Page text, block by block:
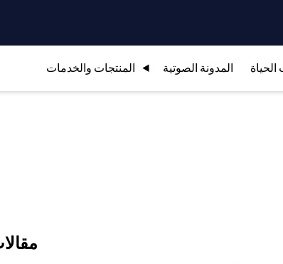
المدونة الصوتية المنتجات والخدمات